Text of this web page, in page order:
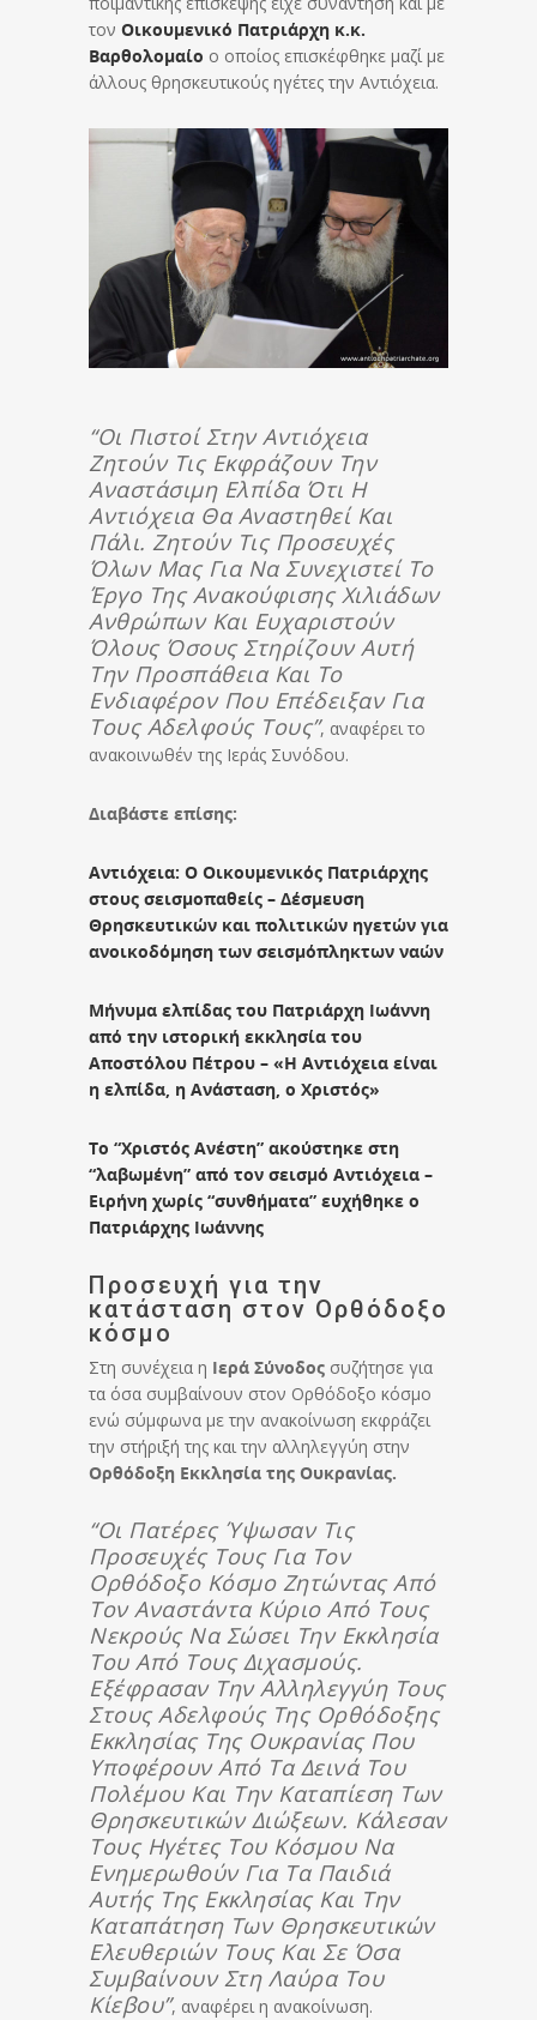
τον Οικουμενικό Πατριάρχη κ.κ.
Βαρθολομαίο ο οποίος επισκέφθηκε μαζί με
άλλους θρησκευτικούς ηγέτες την Αντιόχεια.
“Οι Πιστοί Στην Αντιόχεια
Ζητούν Τις Εκφράζουν Την
Αναστάσιμη Ελπίδα Ότι Η
Αντιόχεια Θα Αναστηθεί Και
Πάλι. Ζητούν Τις Προσευχές
Όλων Μας Για Να Συνεχιστεί Το
Έργο Της Ανακούφισης Χιλιάδων
Ανθρώπων Και Ευχαριστούν
Όλους Όσους Στηρίζουν Αυτή
Την Προσπάθεια Και Το
Ενδιαφέρον Που Επέδειξαν Για
Τους Αδελφούς Τους”, αναφέρει το
ανακοινωθέν της Ιεράς Συνόδου.
Διαβάστε επίσης:
Αντιόχεια: Ο Οικουμενικός Πατριάρχης
στους σεισμοπαθείς – Δέσμευση
Θρησκευτικών και πολιτικών ηγετών για
ανοικοδόμηση των σεισμόπληκτων ναών
Μήνυμα ελπίδας του Πατριάρχη Ιωάννη
από την ιστορική εκκλησία του
Αποστόλου Πέτρου – «Η Αντιόχεια είναι
η ελπίδα, η Ανάσταση, ο Χριστός»
Το “Χριστός Ανέστη” ακούστηκε στη
“λαβωμένη” από τον σεισμό Αντιόχεια –
Ειρήνη χωρίς “συνθήματα” ευχήθηκε ο
Πατριάρχης Ιωάννης
Προσευχή για την
κατάσταση στον Ορθόδοξο
κόσμο
Στη συνέχεια η Ιερά Σύνοδος συζήτησε για
τα όσα συμβαίνουν στον Ορθόδοξο κόσμο
ενώ σύμφωνα με την ανακοίνωση εκφράζει
την στήριξή της και την αλληλεγγύη στην
Ορθόδοξη Εκκλησία της Ουκρανίας.
“Οι Πατέρες Ύψωσαν Τις
Προσευχές Τους Για Τον
Ορθόδοξο Κόσμο Ζητώντας Από
Τον Αναστάντα Κύριο Από Τους
Νεκρούς Να Σώσει Την Εκκλησία
Του Από Τους Διχασμούς.
Εξέφρασαν Την Αλληλεγγύη Τους
Στους Αδελφούς Της Ορθόδοξης
Εκκλησίας Της Ουκρανίας Που
Υποφέρουν Από Τα Δεινά Του
Πολέμου Και Την Καταπίεση Των
Θρησκευτικών Διώξεων. Κάλεσαν
Τους Ηγέτες Του Κόσμου Να
Ενημερωθούν Για Τα Παιδιά
Αυτής Της Εκκλησίας Και Την
Καταπάτηση Των Θρησκευτικών
Ελευθεριών Τους Και Σε Όσα
Συμβαίνουν Στη Λαύρα Του
Κίεβου”, αναφέρει η ανακοίνωση.